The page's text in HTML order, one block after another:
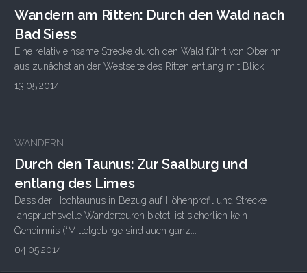
Wandern am Ritten: Durch den Wald nach
Bad Siess
Eine relativ einsame Strecke durch den Wald führt von Oberinn
aus zunächst an der Westseite des Ritten entlang mit Blick...
13.05.2014
WANDERN
Durch den Taunus: Zur Saalburg und
entlang des Limes
Dass der Hochtaunus in Bezug auf Höhenprofil und Strecke
anspruchsvolle Wandertouren bietet, ist sicherlich kein
Geheimnis (“Mittelgebirge sind auch ganz...
04.05.2014